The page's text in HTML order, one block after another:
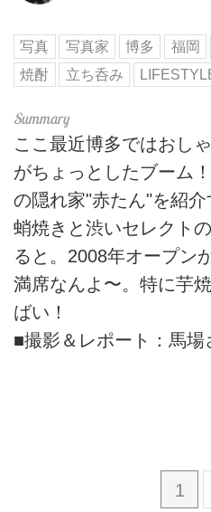
写真 写真家 博多 福岡
焼酎
立ち呑み
ここ最近博多ではおし
がちょっとしたブーム
の隠れ家"赤たん"を紹介
蛸焼きと渋いセレクト
ると。2008年オープン
満席なんよ〜。特に芋
ばい！
■撮影＆レポート：馬場
1